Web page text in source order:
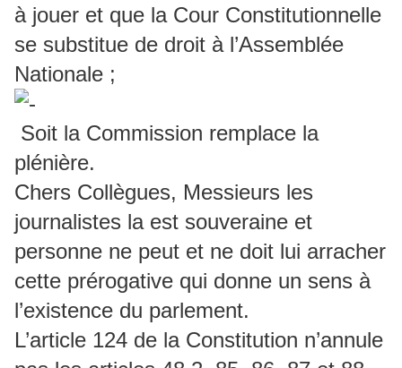
à jouer et que la Cour Constitutionnelle
se substitue de droit à l’Assemblée
Nationale ;
Soit la Commission remplace la
plénière.
Chers Collègues, Messieurs les
journalistes la est souveraine et
personne ne peut et ne doit lui arracher
cette prérogative qui donne un sens à
l’existence du parlement.
L’article 124 de la Constitution n’annule